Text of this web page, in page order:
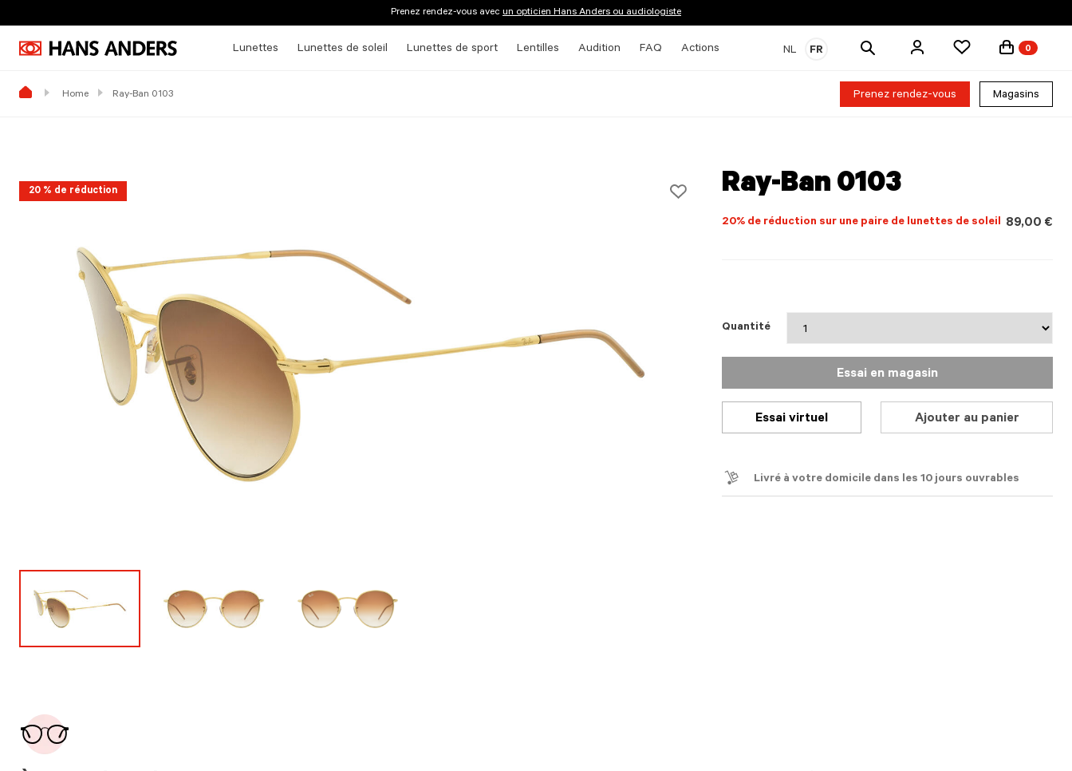
Prenez rendez-vous avec un opticien Hans Anders ou audiologiste
Lunettes Lunettes de soleil Lunettes de sport Lentilles Audition FAQ Actions NL FR
Rechercher
0
Home Ray-Ban 0103 Prenez rendez-vous Magasins
20 % de réduction Ray-Ban 0103
20% de réduction sur une paire de lunettes de soleil 89,00 €
Quantité
Essai en magasin
Essai virtuel Ajouter au panier
Livré à votre domicile dans les 10 jours ouvrables